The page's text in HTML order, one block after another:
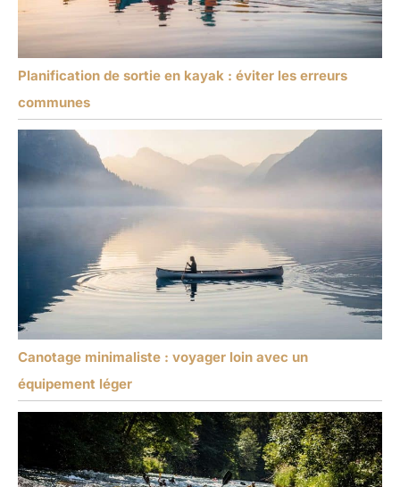
Planification de sortie en kayak : éviter les erreurs
communes
Canotage minimaliste : voyager loin avec un
équipement léger